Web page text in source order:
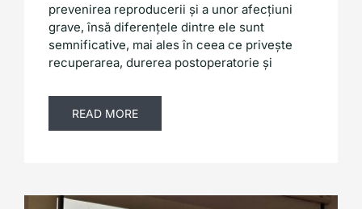
prevenirea reproducerii și a unor afecțiuni
grave, însă diferențele dintre ele sunt
semnificative, mai ales în ceea ce privește
recuperarea, durerea postoperatorie și
READ MORE